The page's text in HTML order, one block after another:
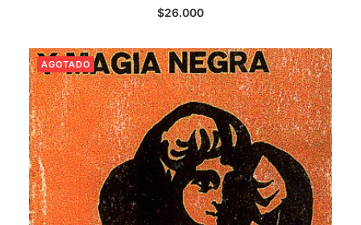
$26.000
AGOTADO